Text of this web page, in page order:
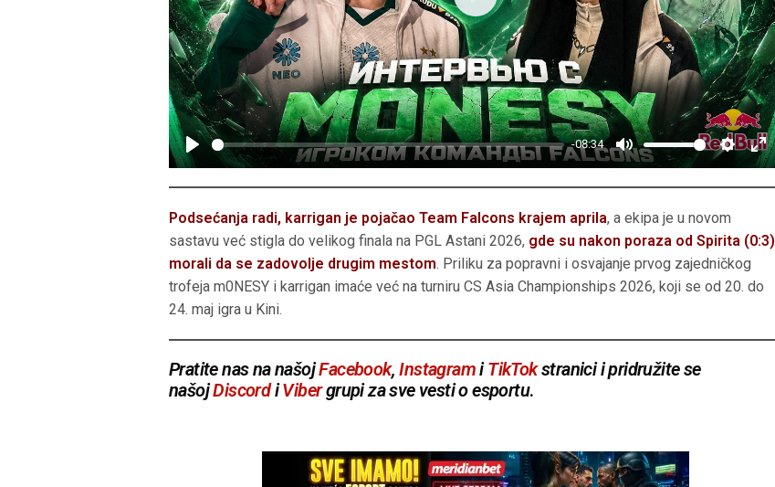
P
l
a
y
-08:34
M
u
t
e
S
e
t
t
i
n
s
E
n
e
f
l
P
a
y
Podsećanja radi, karrigan je pojačao Team Falcons krajem aprila, a ekipa je u novom
sastavu već stigla do velikog finala na PGL Astani 2026, gde su nakon poraza od Spirita (0:3)
morali da se zadovolje drugim mestom. Priliku za popravni i osvajanje prvog zajedničkog
trofeja m0NESY i karrigan imaće već na turniru CS Asia Championships 2026, koji se od 20. do
24. maj igra u Kini.
Pratite nas na našojFacebook,InstagramiTikTokstranici i pridružite se
našojDiscordiVibergrupi za sve vesti o esportu.